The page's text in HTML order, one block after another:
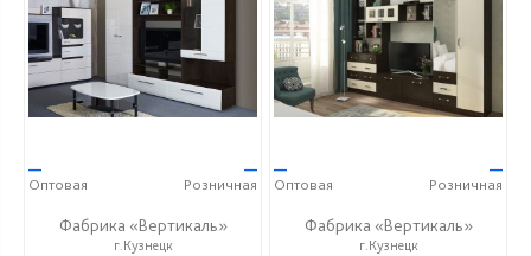
—
Оптовая
—
Розничная
Фабрика «Вертикаль»
г.Кузнецк
—
Оптовая
—
Розничная
Фабрика «Вертикаль»
г.Кузнецк